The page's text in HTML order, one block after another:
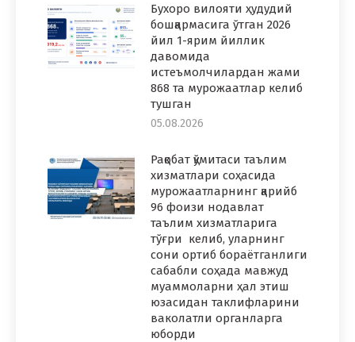
Бухоро вилояти ҳудудий
бошқармасига ўтган 2026
йил 1-ярим йиллик
давомида
истеъмолчилардан жами
868 та мурожаатлар келиб
тушган
05.08.2026
Рақобат қўмитаси таълим
хизматлари соҳасида
мурожаатларнинг қарийб
96 фоизи нодавлат
таълим хизматларига
тўғри келиб, уларнинг
сони ортиб бораётганлиги
сабабли соҳада мавжуд
муаммоларни ҳал этиш
юзасидан таклифларини
ваколатли органларга
юборди